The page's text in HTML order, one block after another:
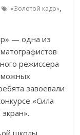
«Золотой кадр»,
— одна из
режиссера
завоевали
«Сила